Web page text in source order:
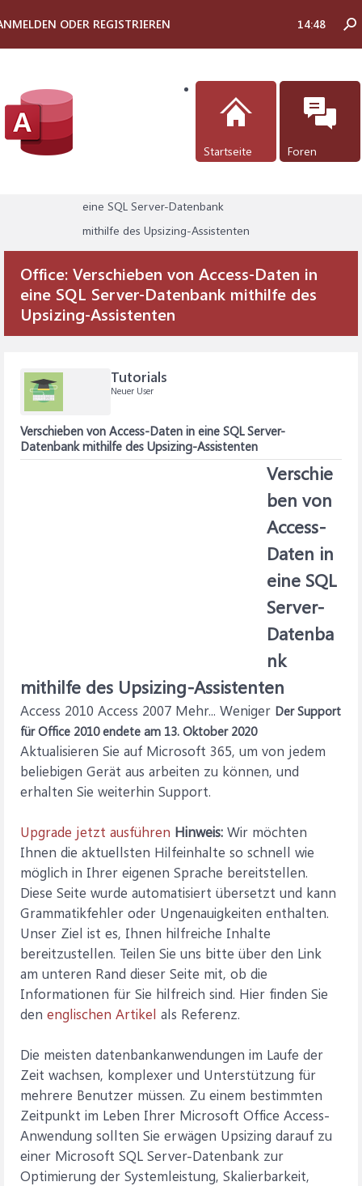
eine SQL Server-Datenbank
mithilfe des Upsizing-Assistenten
Office: Verschieben von Access-Daten in
eine SQL Server-Datenbank mithilfe des
Upsizing-Assistenten
Tutorials
Neuer User
Verschieben von Access-Daten in eine SQL Server-
Datenbank mithilfe des Upsizing-Assistenten
Verschie
ben von
Access-
Daten in
eine SQL
Server-
Datenba
nk
mithilfe des Upsizing-Assistenten
Access 2010 Access 2007 Mehr... Weniger Der Support
für Office 2010 endete am 13. Oktober 2020
Aktualisieren Sie auf Microsoft 365, um von jedem
beliebigen Gerät aus arbeiten zu können, und
erhalten Sie weiterhin Support.
Upgrade jetzt ausführen Hinweis: Wir möchten
Ihnen die aktuellsten Hilfeinhalte so schnell wie
möglich in Ihrer eigenen Sprache bereitstellen.
Diese Seite wurde automatisiert übersetzt und kann
Grammatikfehler oder Ungenauigkeiten enthalten.
Unser Ziel ist es, Ihnen hilfreiche Inhalte
bereitzustellen. Teilen Sie uns bitte über den Link
am unteren Rand dieser Seite mit, ob die
Informationen für Sie hilfreich sind. Hier finden Sie
den englischen Artikel als Referenz.
Die meisten datenbankanwendungen im Laufe der
Zeit wachsen, komplexer und Unterstützung für
mehrere Benutzer müssen. Zu einem bestimmten
Zeitpunkt im Leben Ihrer Microsoft Office Access-
Anwendung sollten Sie erwägen Upsizing darauf zu
einer Microsoft SQL Server-Datenbank zur
Optimierung der Systemleistung, Skalierbarkeit,
ODER REGISTRIEREN 14:48
Startseite Foren